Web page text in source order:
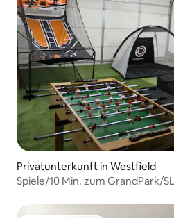
Privatunterkunft in Westfield
Spiele/10 Min. zum GrandPark/